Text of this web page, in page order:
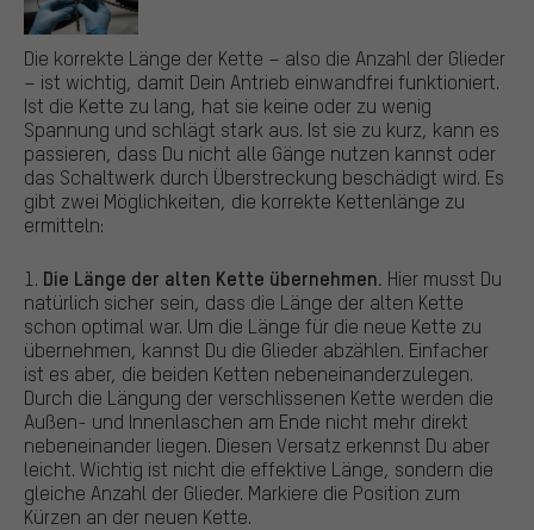
Die korrekte Länge der Kette – also die Anzahl der Glieder
– ist wichtig, damit Dein Antrieb einwandfrei funktioniert.
Ist die Kette zu lang, hat sie keine oder zu wenig
Spannung und schlägt stark aus. Ist sie zu kurz, kann es
passieren, dass Du nicht alle Gänge nutzen kannst oder
das Schaltwerk durch Überstreckung beschädigt wird. Es
gibt zwei Möglichkeiten, die korrekte Kettenlänge zu
ermitteln:
1. Die Länge der alten Kette übernehmen. Hier musst Du
natürlich sicher sein, dass die Länge der alten Kette
schon optimal war. Um die Länge für die neue Kette zu
übernehmen, kannst Du die Glieder abzählen. Einfacher
ist es aber, die beiden Ketten nebeneinanderzulegen.
Durch die Längung der verschlissenen Kette werden die
Außen- und Innenlaschen am Ende nicht mehr direkt
nebeneinander liegen. Diesen Versatz erkennst Du aber
leicht. Wichtig ist nicht die effektive Länge, sondern die
gleiche Anzahl der Glieder. Markiere die Position zum
Kürzen an der neuen Kette.